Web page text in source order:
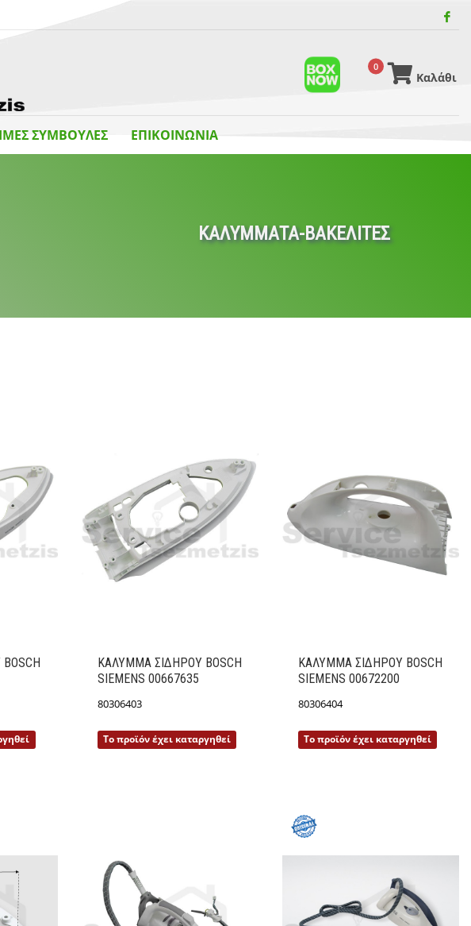
0
Καλάθι
ΣΥΜΒΟΥΛΕΣ ΕΠΙΚΟΙΝΩΝΙΑ
ΚΑΛΥΜΜΑΤΑ-ΒΑΚΕΛΙΤΕΣ
ΚΑΛΥΜΜΑ ΣΙΔΗΡΟΥ BOSCH
SIEMENS 00667635
80306403
Το προϊόν έχει καταργηθεί
Λεπτομέρειες
ΚΑΛΥΜΜΑ ΣΙΔΗΡΟΥ BOSCH
SIEMENS 00672200
80306404
Το προϊόν έχει καταργηθεί
Λεπτομέρειες